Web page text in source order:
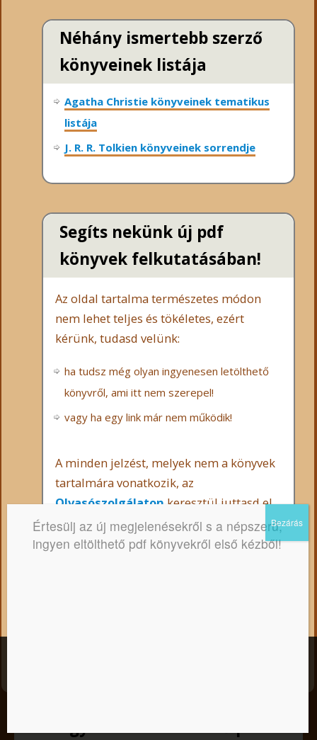
Néhány ismertebb szerző
könyveinek listája
Agatha Christie könyveinek tematikus
listája
J. R. R. Tolkien könyveinek sorrendje
Segíts nekünk új pdf
könyvek felkutatásában!
Az oldal tartalma természetes módon
nem lehet teljes és tökéletes, ezért
kérünk, tudasd velünk:
ha tudsz még olyan ingyenesen letölthető
könyvről, ami itt nem szerepel!
vagy ha egy link már nem működik!
A minden jelzést, melyek nem a könyvek
tartalmára vonatkozik, az
Olvasószolgálaton keresztül juttasd el
hozzánk, hogy az oldal használhatósága
megmaradjon.
Értesülj az új megjelenésekről s a népszerű,
ingyen eltölthető pdf könyvekről első kézből!